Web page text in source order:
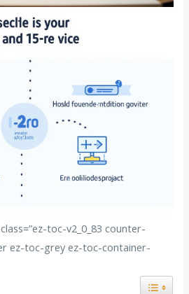
toc-v2_0_83 counter-
ez-toc-grey ez-toc-container-